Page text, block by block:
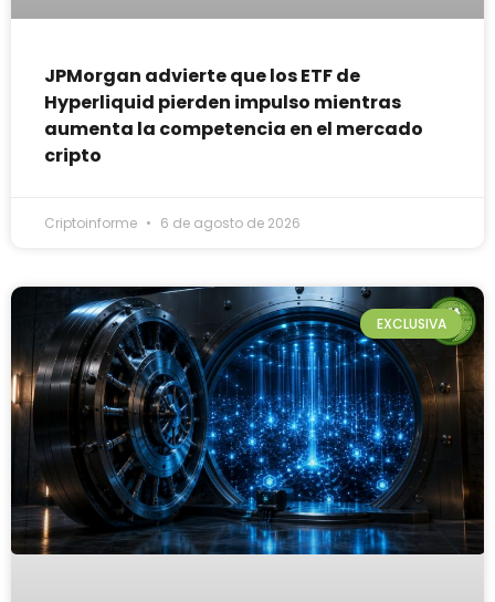
JPMorgan advierte que los ETF de
Hyperliquid pierden impulso mientras
aumenta la competencia en el mercado
cripto
Criptoinforme 6 de agosto de 2026
EXCLUSIVA